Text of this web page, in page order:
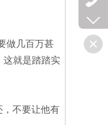
做几百万甚
这就是踏踏实
不要让他有